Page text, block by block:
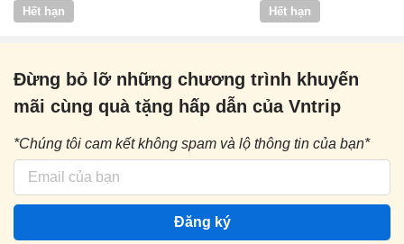
Hết hạn Hết hạn
Đừng bỏ lỡ những chương trình khuyến
mãi cùng quà tặng hấp dẫn của Vntrip
*Chúng tôi cam kết không spam và lộ thông tin của bạn*
Đăng ký